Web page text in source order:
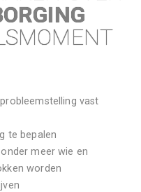
vast
te bepalen
meer wie en
worden